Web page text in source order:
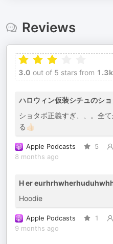
Reviews
3.0 out of 5 stars from 1.3k
ハロウィン仮装シチュのシ
ショタボ正義すぎ、、。全
る👍🏻
Apple Podcasts 5
8 months ago
H er
Hoodie
Apple Podcasts 1
9 months ago